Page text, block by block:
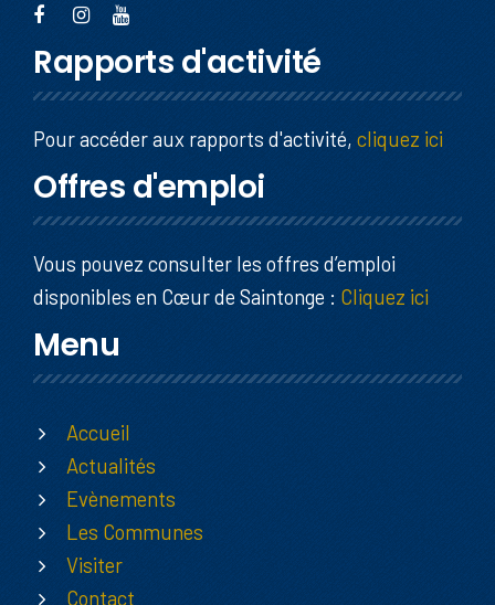
Rapports d'activité
Pour accéder aux rapports d'activité, cliquez ici
Offres d'emploi
Vous pouvez consulter les offres d’emploi
disponibles en Cœur de Saintonge : Cliquez ici
Menu
Accueil
Actualités
Evènements
Les Communes
Visiter
Contact